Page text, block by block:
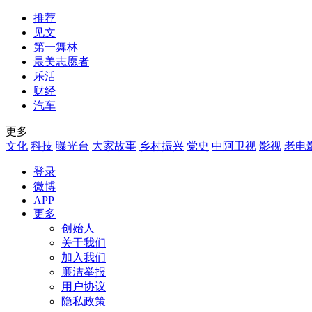
推荐
见文
第一舞林
最美志愿者
乐活
财经
汽车
更多
文化 科技 曝光台 大家故事 乡村振兴 党史 中阿卫视 影视 老电
登录
微博
APP
更多
创始人
关于我们
加入我们
廉洁举报
用户协议
隐私政策